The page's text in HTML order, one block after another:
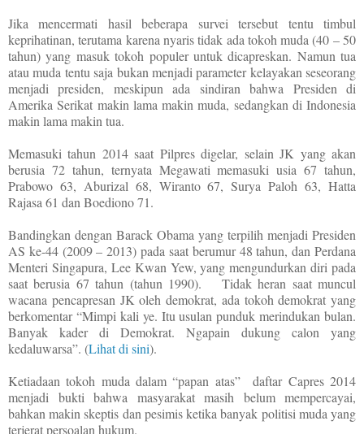
Jika mencermati hasil beberapa survei tersebut tentu timbul
keprihatinan, terutama karena nyaris tidak ada tokoh muda (40 – 50
tahun) yang masuk tokoh populer untuk dicapreskan. Namun tua
atau muda tentu saja bukan menjadi parameter kelayakan seseorang
menjadi presiden, meskipun ada sindiran bahwa Presiden di
Amerika Serikat makin lama makin muda, sedangkan di Indonesia
makin lama makin tua.
Memasuki tahun 2014 saat Pilpres digelar, selain JK yang akan
berusia 72 tahun, ternyata Megawati memasuki usia 67 tahun,
Prabowo 63, Aburizal 68, Wiranto 67, Surya Paloh 63, Hatta
Rajasa 61 dan Boediono 71.
Bandingkan dengan Barack Obama yang terpilih menjadi Presiden
AS ke-44 (2009 – 2013) pada saat berumur 48 tahun, dan Perdana
Menteri Singapura, Lee Kwan Yew, yang mengundurkan diri pada
saat berusia 67 tahun (tahun 1990).
Tidak heran saat muncul
wacana pencapresan JK oleh demokrat, ada tokoh demokrat yang
berkomentar “Mimpi kali ye. Itu usulan punduk merindukan bulan.
Banyak kader di Demokrat. Ngapain dukung calon yang
kedaluwarsa”. (Lihat di sini).
Ketiadaan tokoh muda dalam “papan atas”
daftar Capres 2014
menjadi bukti bahwa masyarakat masih belum mempercayai,
bahkan makin skeptis dan pesimis ketika banyak politisi muda yang
terjerat persoalan hukum.